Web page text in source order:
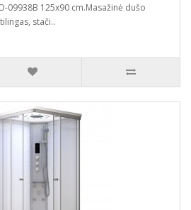
09938B 125x90 cm.Masažinė dušo
stači..